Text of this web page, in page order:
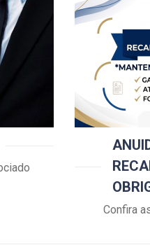
Confira